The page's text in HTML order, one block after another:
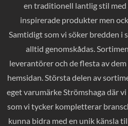
en traditionell lantlig stil med
inspirerade produkter men
Samtidigt som vi söker bredden i
alltid genomskådas.
leverantörer och de flesta av
hemsidan. Största delen av
eget varumärke Strömshaga där
som vi tycker kompletterar
kunna bidra med en unik känsla